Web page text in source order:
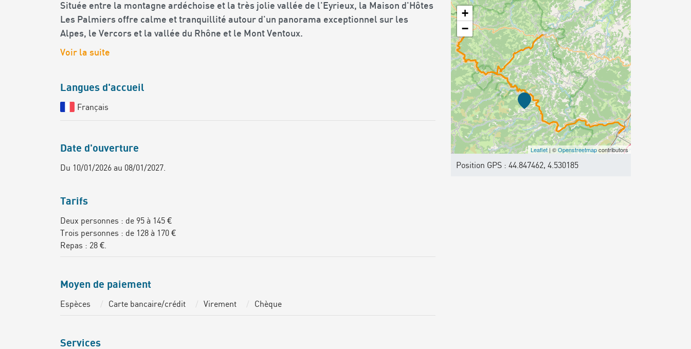
Située entre la montagne ardéchoise et la très jolie vallée de l'Eyrieux, la Maison d'Hôtes
Les Palmiers offre calme et tranquillité autour d'un panorama exceptionnel sur les
Alpes, le Vercors et la vallée du Rhône et le Mont Ventoux.
Voir la suite
Langues d'accueil
Français
Date d'ouverture
Du 10/01/2026 au 08/01/2027.
Tarifs
Deux personnes : de 95 à 145 €
Trois personnes : de 128 à 170 €
Repas : 28 €.
Moyen de paiement
Espèces Carte bancaire/crédit Virement Chèque
Services
+
−
Leaflet| ©Openstreetmapcontributors
Position GPS : 44.847462, 4.530185